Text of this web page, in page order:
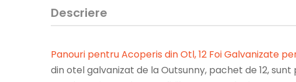
Descriere
Panouri pentru Acoperis din Otl, 12 Foi Galvanizate
din otel galvanizat de la Outsunny, pachet de 12,